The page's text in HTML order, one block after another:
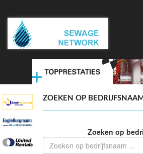
ZOEKEN OP BEDRIJFSNAAM
Zoeken op